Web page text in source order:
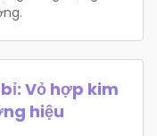
Vỏ hợp kim
hiệu